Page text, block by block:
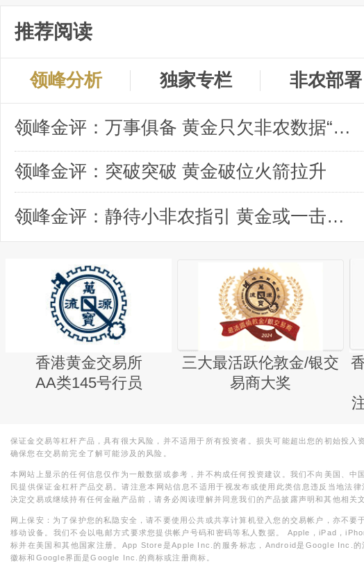
推荐阅读
领峰分析 独家专栏 非农部署
领峰金评：万事俱备 黄金只欠非农数据“东风”
领峰金评：突破突破 黄金破位火箭拉升
领峰金评：静待小非农指引 黄金或一击破局
香港黄金交易所
AA类145号行员
三大最活跃伦敦金/银交
易商大奖
保证金交易等杠杆产品，具有很大风险，并不适用于所有投资者。损失可能超出您的初始投入
确保您在交易前完全了解可能涉及的风险。
本网站上显示的任何信息仅作为一般数据或参考，并不构成任何投资建议。我们不向美国、中
民提供保证金杠杆产品交易。请注意本网站信息不适用于视发布或使用此类信息违反当地法
决定交易或继续持有任何金融产品前，请务必阅读理解并同意我们的产品披露声明和其他相关文
网上保安：为了保护您的私隐安全，请不要使用公共或共享计算机登入您的交易帐户，亦不要
移动设备。我们不会以电邮方式要求您提供帐户号码和密码等私人数据。 Apple，iPad，
标并在美国和其他国家注册。App Store是Apple Inc.的服务标志，Android是Google Inc.
徽标和Google界面是Google Inc.的商标或注册商标。